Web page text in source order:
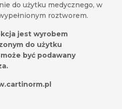
do użytku medycznego, w
roztworem.
jest wyrobem
do użytku
być podawany